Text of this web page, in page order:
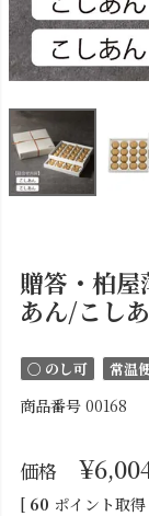
贈答・柏
あん/こしあ
〇 のし可 常温
商品番号 00168
価格 ¥
[ 60 ポイント取